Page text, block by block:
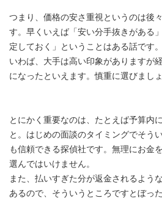
つまり、価格の安さ重視というのは後
す。早くいえば「安い分手抜きがある
定しておく」ということはある話です。
いわば、大手は高い印象がありますが
になったといえます。慎重に選びましょ
とにかく重要なのは、たとえば予算内
と。はじめの面談のタイミングでそう
も信頼できる探偵社です。無理にお金
選んではいけません。
また、払いすぎた分が返金されるよう
あるので、そういうところですとぼっ